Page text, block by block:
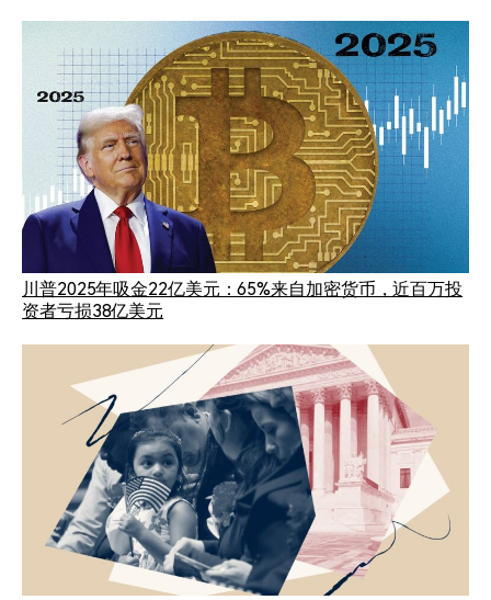
川普2025年吸金22亿美元：65%来自加密货币，近百万投
资者亏损38亿美元